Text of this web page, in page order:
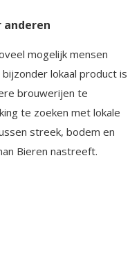
anderen
mogelijk mensen
lokaal product is
brouwerijen te
te zoeken met lokale
streek, bodem en
Bieren nastreeft.